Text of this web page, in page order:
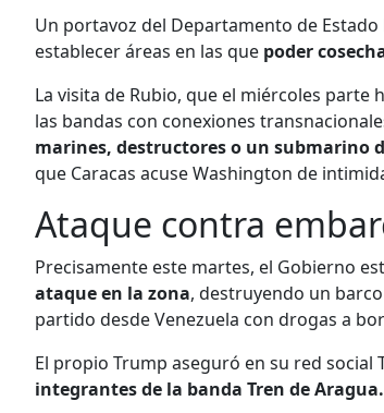
Un portavoz del Departamento de
establecer áreas en las que poder
La visita de Rubio, que el miércoles parte
las bandas con conexiones
marines, destructores o un submarino
que Caracas acuse Washington de
Ataque contra
Precisamente este martes, el Gobierno
ataque en la zona, destruyendo un
partido desde Venezuela con drogas a
El propio Trump aseguró en su red social
integrantes de la banda Tren de Aragua.